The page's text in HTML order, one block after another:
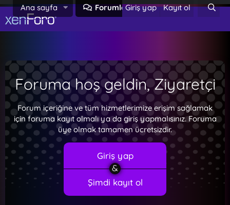
Ana sayfa Forumlar Neler yeni
Giriş yap Kayıt ol
Foruma hoş geldin, Ziyaretçi
Forum içeriğine ve tüm hizmetlerimize erişim sağlamak
için foruma kayıt olmalı ya da giriş yapmalısınız. Foruma
üye olmak tamamen ücretsizdir.
Giriş yap
Şimdi kayıt ol